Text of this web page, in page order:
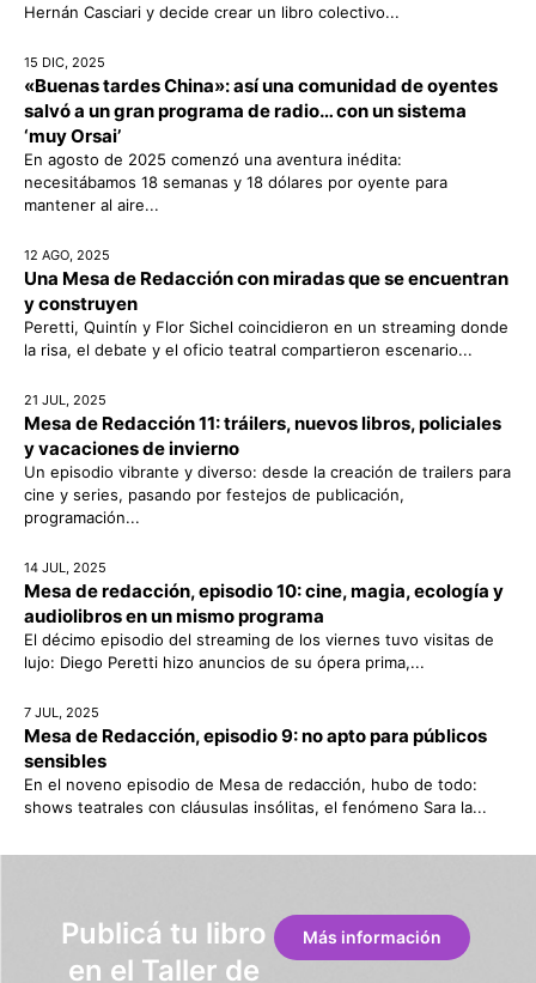
Hernán Casciari y decide crear un libro colectivo...
15 DIC, 2025
«Buenas tardes China»: así una comunidad de oyentes
salvó a un gran programa de radio… con un sistema
‘muy Orsai’
En agosto de 2025 comenzó una aventura inédita:
necesitábamos 18 semanas y 18 dólares por oyente para
mantener al aire...
12 AGO, 2025
Una Mesa de Redacción con miradas que se encuentran
y construyen
Peretti, Quintín y Flor Sichel coincidieron en un streaming donde
la risa, el debate y el oficio teatral compartieron escenario...
21 JUL, 2025
Mesa de Redacción 11: tráilers, nuevos libros, policiales
y vacaciones de invierno
Un episodio vibrante y diverso: desde la creación de trailers para
cine y series, pasando por festejos de publicación,
programación...
14 JUL, 2025
Mesa de redacción, episodio 10: cine, magia, ecología y
audiolibros en un mismo programa
El décimo episodio del streaming de los viernes tuvo visitas de
lujo: Diego Peretti hizo anuncios de su ópera prima,...
7 JUL, 2025
Mesa de Redacción, episodio 9: no apto para públicos
sensibles
En el noveno episodio de Mesa de redacción, hubo de todo:
shows teatrales con cláusulas insólitas, el fenómeno Sara la...
Publicá tu libro
en el Taller de
Más información